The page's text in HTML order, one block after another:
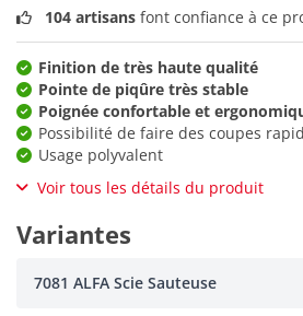
104 artisans font confiance à ce
Finition de très haute qualité
Pointe de piqûre très stable
Poignée confortable et
Possibilité de faire des coupes
Usage polyvalent
Voir tous les détails du produit
Variantes
7081 ALFA Scie Sauteuse